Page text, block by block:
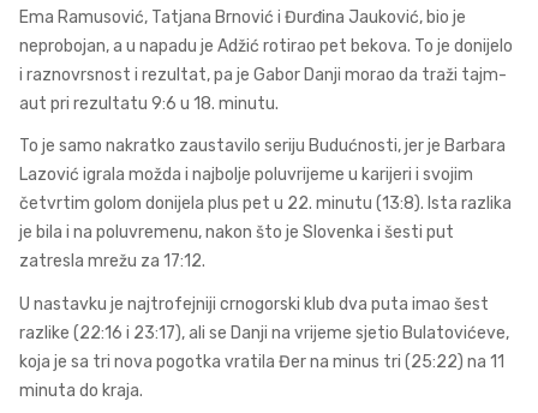
Ema Ramusović, Tatjana Brnović i Đurđina Jauković, bio je
neprobojan, a u napadu je Adžić rotirao pet bekova. To je donijelo
i raznovrsnost i rezultat, pa je Gabor Danji morao da traži tajm-
aut pri rezultatu 9:6 u 18. minutu.
To je samo nakratko zaustavilo seriju Budućnosti, jer je Barbara
Lazović igrala možda i najbolje poluvrijeme u karijeri i svojim
četvrtim golom donijela plus pet u 22. minutu (13:8). Ista razlika
je bila i na poluvremenu, nakon što je Slovenka i šesti put
zatresla mrežu za 17:12.
U nastavku je najtrofejniji crnogorski klub dva puta imao šest
razlike (22:16 i 23:17), ali se Danji na vrijeme sjetio Bulatovićeve,
koja je sa tri nova pogotka vratila Đer na minus tri (25:22) na 11
minuta do kraja.